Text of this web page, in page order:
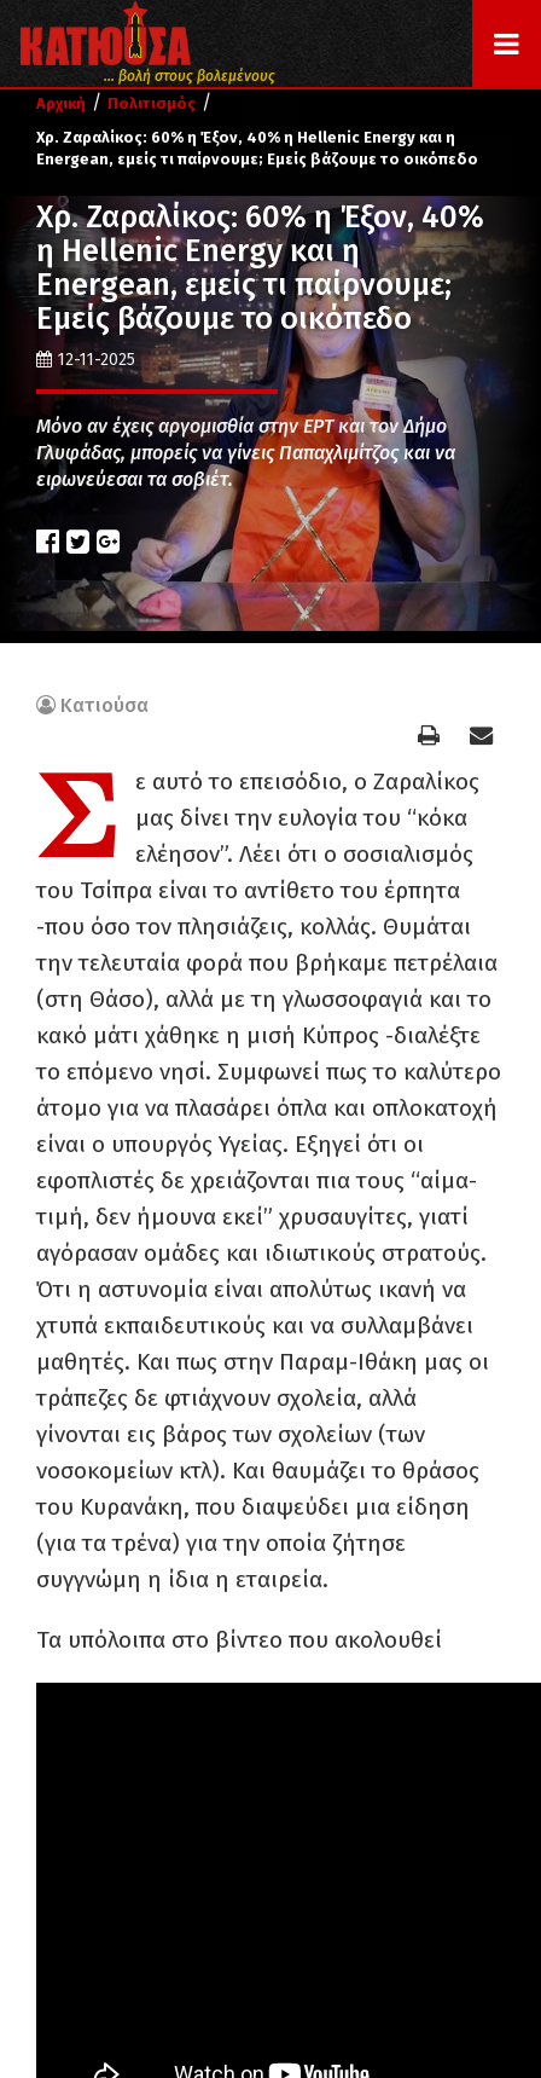
... βολή στους βολεμένους
Αρχική / Πολιτισμός /
Χρ. Ζαραλίκος: 60% η Έξον, 40% η Hellenic Energy και η
Energean, εμείς τι παίρνουμε; Εμείς βάζουμε το οικόπεδο
Χρ. Ζαραλίκος: 60% η Έξον, 40%
η Hellenic Energy και η
Energean, εμείς τι παίρνουμε;
Εμείς βάζουμε το οικόπεδο
12-11-2025
Μόνο αν έχεις αργομισθία στην ΕΡΤ και τον Δήμο
Γλυφάδας, μπορείς να γίνεις Παπαχλιμίτζος και να
ειρωνεύεσαι τα σοβιέτ.
Κατιούσα
Σ
ε αυτό το επεισόδιο, ο Ζαραλίκος
μας δίνει την ευλογία του “κόκα
ελέησον”. Λέει ότι ο σοσιαλισμός
του Τσίπρα είναι το αντίθετο του έρπητα
-που όσο τον πλησιάζεις, κολλάς. Θυμάται
την τελευταία φορά που βρήκαμε πετρέλαια
(στη Θάσο), αλλά με τη γλωσσοφαγιά και το
κακό μάτι χάθηκε η μισή Κύπρος -διαλέξτε
το επόμενο νησί. Συμφωνεί πως το καλύτερο
άτομο για να πλασάρει όπλα και οπλοκατοχή
είναι ο υπουργός Υγείας. Εξηγεί ότι οι
εφοπλιστές δε χρειάζονται πια τους “αίμα-
τιμή, δεν ήμουνα εκεί” χρυσαυγίτες, γιατί
αγόρασαν ομάδες και ιδιωτικούς στρατούς.
Ότι η αστυνομία είναι απολύτως ικανή να
χτυπά εκπαιδευτικούς και να συλλαμβάνει
μαθητές. Και πως στην Παραμ-Ιθάκη μας οι
τράπεζες δε φτιάχνουν σχολεία, αλλά
γίνονται εις βάρος των σχολείων (των
νοσοκομείων κτλ). Και θαυμάζει το θράσος
του Κυρανάκη, που διαψεύδει μια είδηση
(για τα τρένα) για την οποία ζήτησε
συγγνώμη η ίδια η εταιρεία.
Τα υπόλοιπα στο βίντεο που ακολουθεί